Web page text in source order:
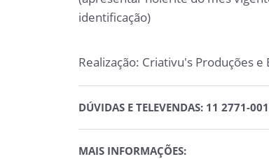
identificação)
Realização: Criativu's Produções
DÚVIDAS E TELEVENDAS: 11 2771-
MAIS INFORMAÇÕES: